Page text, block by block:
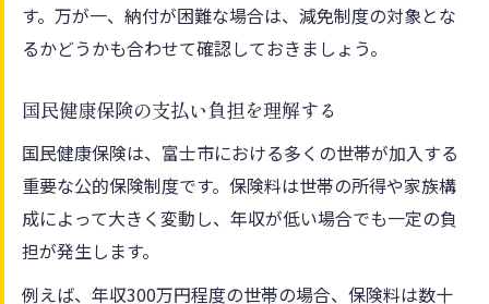
す。万が一、納付が困難な場合は、減免制度の対象とな
るかどうかも合わせて確認しておきましょう。
国民健康保険の支払い負担を理解する
国民健康保険は、富士市における多くの世帯が加入する
重要な公的保険制度です。保険料は世帯の所得や家族構
成によって大きく変動し、年収が低い場合でも一定の負
担が発生します。
例えば、年収300万円程度の世帯の場合、保険料は数十